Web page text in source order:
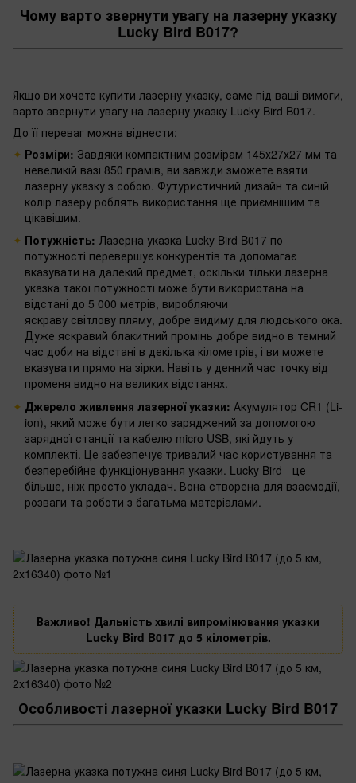
Чому варто звернути увагу на лазерну указку
Lucky Bird B017?
Якщо ви хочете купити лазерну указку, саме під ваші вимоги,
варто звернути увагу на лазерну указку Lucky Bird B017.
До її переваг можна віднести:
Розміри: Завдяки компактним розмірам 145х27х27 мм та
невеликій вазі 850 грамів, ви завжди зможете взяти
лазерну указку з собою. Футуристичний дизайн та синій
колір лазеру роблять використання ще приємнішим та
цікавішим.
Потужність: Лазерна указка Lucky Bird B017 по
потужності перевершує конкурентів та допомагає
вказувати на далекий предмет, оскільки тільки лазерна
указка такої потужності може бути використана на
відстані до 5 000 метрів, виробляючи
яскраву світлову пляму, добре видиму для людського ока.
Дуже яскравий блакитний промінь добре видно в темний
час доби на відстані в декілька кілометрів, і ви можете
вказувати прямо на зірки. Навіть у денний час точку від
променя видно на великих відстанях.
Джерело живлення лазерної указки: Акумулятор CR1 (Li-
ion), який може бути легко заряджений за допомогою
зарядної станції та кабелю micro USB, які йдуть у
комплекті. Це забезпечує тривалий час користування та
безперебійне функціонування указки. Lucky Bird - це
більше, ніж просто укладач. Вона створена для взаємодії,
розваги та роботи з багатьма матеріалами.
Важливо! Дальність хвилі випромінювання указки
Lucky Bird B017 до 5 кілометрів.
Особливості лазерної указки Lucky Bird B017